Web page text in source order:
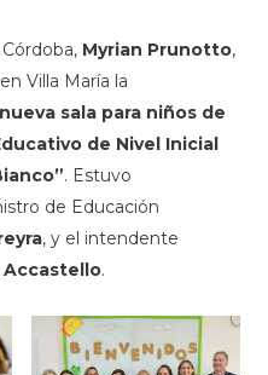
Myrian Prunotto,
Villa María la
sala para niños de
de Nivel Inicial
. Estuvo
de Educación
, y el intendente
Accastello.